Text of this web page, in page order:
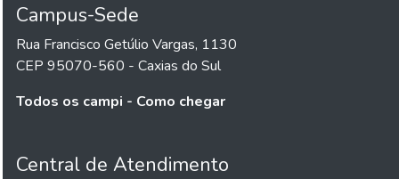
Campus-Sede
Rua Francisco Getúlio Vargas, 1130
CEP 95070-560 - Caxias do Sul
Todos os campi - Como chegar
Central de Atendimento